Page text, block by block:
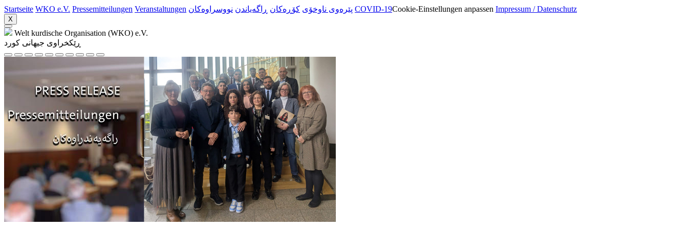
Startseite WKO e.V. Pressemitteilungen Veranstaltungen پێرەوی ناوخۆی کۆڕەکان ڕاگەیاندن نووسراوه‌کان COVID-19Cookie-Einstellungen anpassen Impressum / Datenschutz
X
Welt kurdische Organisation (WKO) e.V.
ڕێکخراوی جیهانی کورد